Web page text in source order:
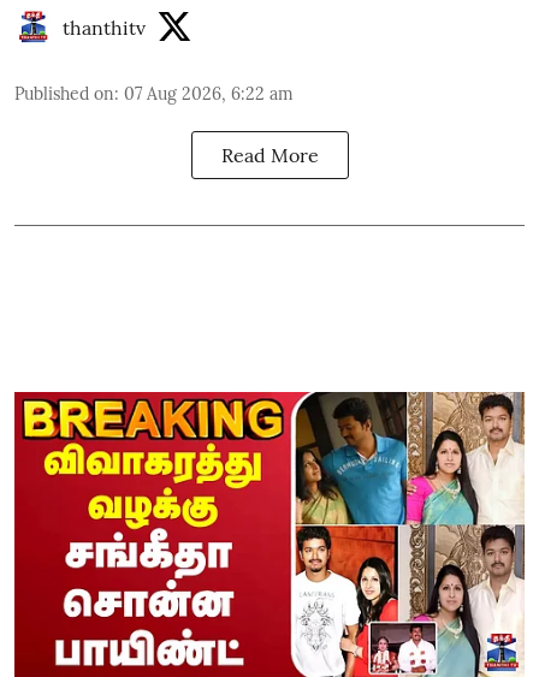
thanthitv
Published on: 07 Aug 2026, 6:22 am
Read More